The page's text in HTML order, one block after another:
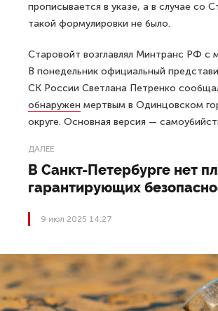
прописывается в указе, а в случае со
такой формулировки не было.
Старовойт возглавлял Минтранс РФ с
В понедельник официальный
СК России Светлана Петренко
обнаружен мертвым в Одинцовском
округе. Основная версия —
ДАЛЕЕ
В Санкт-Петербурге нет
гарантирующих
9 июл 2025 14:27